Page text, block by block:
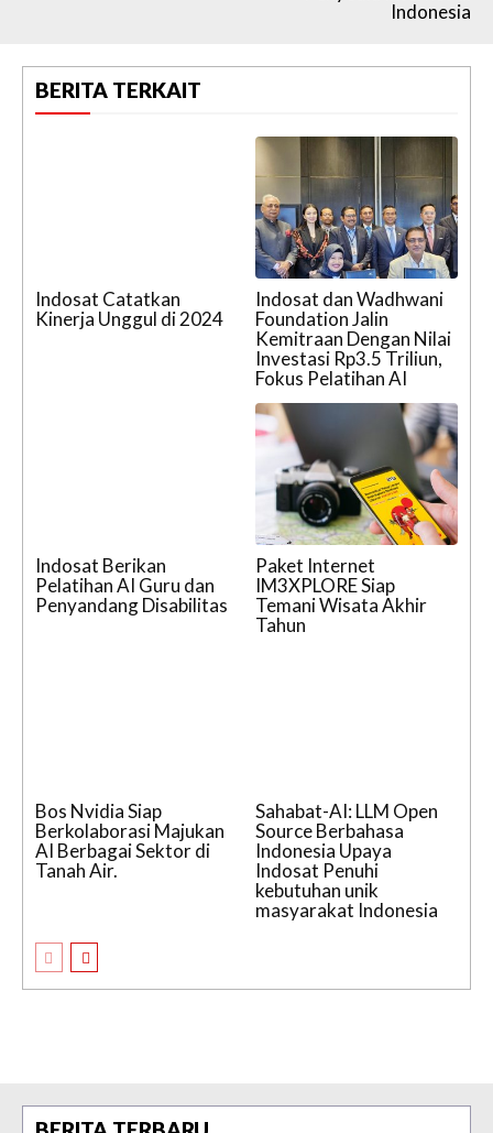
Indonesia
BERITA TERKAIT
Indosat Catatkan
Kinerja Unggul di 2024
Indosat dan Wadhwani
Foundation Jalin
Kemitraan Dengan Nilai
Investasi Rp3.5 Triliun,
Fokus Pelatihan AI
Indosat Berikan
Pelatihan AI Guru dan
Penyandang Disabilitas
Paket Internet
IM3XPLORE Siap
Temani Wisata Akhir
Tahun
Bos Nvidia Siap
Berkolaborasi Majukan
AI Berbagai Sektor di
Tanah Air.
Sahabat-AI: LLM Open
Source Berbahasa
Indonesia Upaya
Indosat Penuhi
kebutuhan unik
masyarakat Indonesia